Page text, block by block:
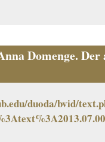
Domenge.
duoda/bvid/